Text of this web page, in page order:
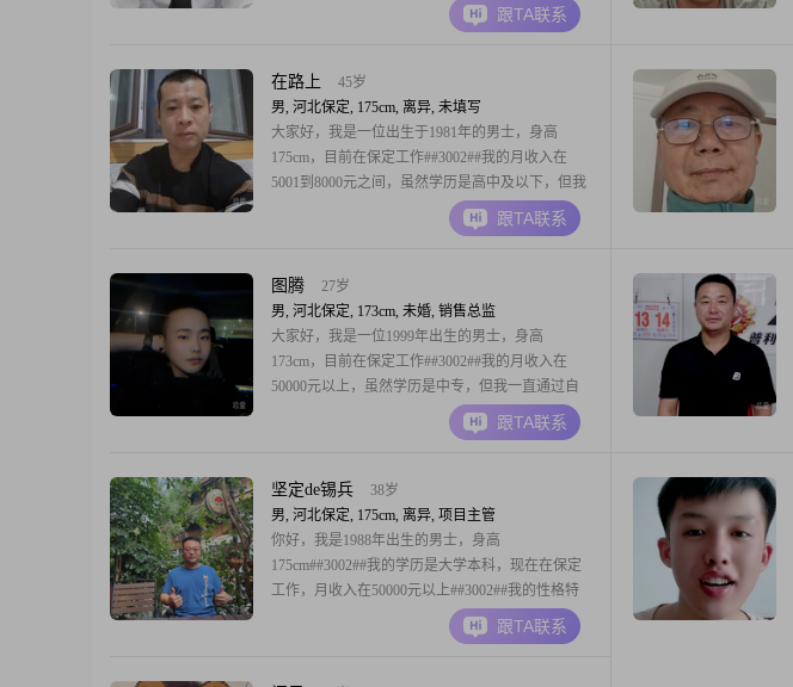
的生活需求，并且我还在努力提升自己##3002##我
性格幽默风趣，总是能给身边的人带来欢乐
过去或担忧未来##300
跟TA联系
在路上
45岁
男, 河北保定, 175cm, 离异, 未填写
大家好，我是一位出生于1981年的男士，身高
175cm，目前在保定工作##3002##我的月收入在
5001到8000元之间，虽然学历是高中及以下，但我
一直通过自己的努力和实践，在工作中不断学习和
进步##3002##我性格真诚可靠，责任感强，无论是
顾和帮助##3002##在生活
跟TA联系
图腾
27岁
男, 河北保定, 173cm, 未婚, 销售总监
大家好，我是一位1999年出生的男士，身高
173cm，目前在保定工作##3002##我的月收入在
50000元以上，虽然学历是中专，但我一直通过自
己的努力和实践，在工作中不断学习和进步
##3002##性格方面，我自认为稳重可靠，无论是在
##3002##我也很幽默风趣，善于与人沟通交流
跟TA联系
坚定de锡兵
38岁
男, 河北保定, 175cm, 离异, 项目主管
你好，我是1988年出生的男士，身高
175cm##3002##我的学历是大学本科，现在在保定
工作，月收入在50000元以上##3002##我的性格特
征包括稳重可靠##3001##自信果断##3001##乐观积
极##3001##责任感强##3001##成熟稳重##3002##在
跟TA联系